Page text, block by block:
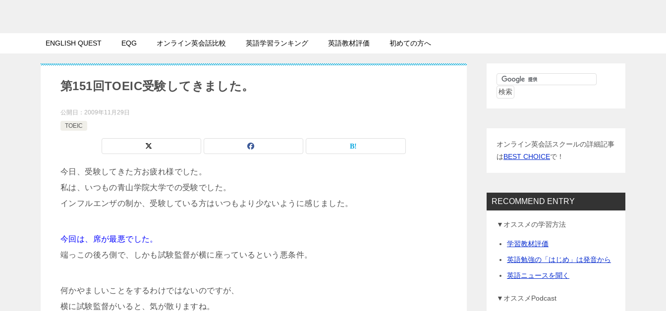
ENGLISH QUEST EQG オンライン英会話比較 英語学習ランキング 英語教材評価 初めての方へ
第151回TOEIC受験してきました。
公開日： 2009年11月29日
TOEIC
今日、受験してきた方お疲れ様でした。
私は、いつもの青山学院大学での受験でした。
インフルエンザの制か、受験している方はいつもより少ないように感じました。
今回は、席が最悪でした。
端っこの後ろ側で、しかも試験監督が横に座っているという悪条件。
何かやましいことをするわけではないのですが、
横に試験監督がいると、気が散りますね。
オンライン英会話スクールの詳細記事
はBEST CHOICEで！
RECOMMEND ENTRY
▼オススメの学習方法
学習教材評価
英語勉強の「はじめ」は発音から
英語ニュースを聞く
▼オススメPodcast